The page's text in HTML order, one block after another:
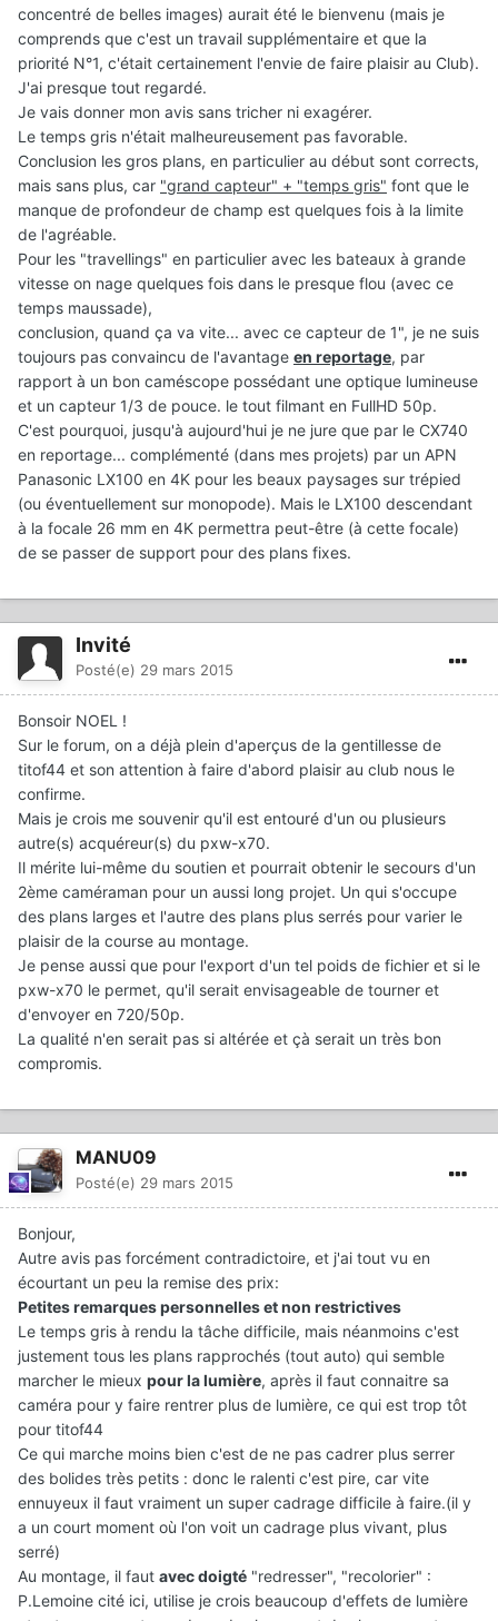
concentré de belles images) aurait été le bienvenu (mais je
comprends que c'est un travail supplémentaire et que la
priorité N°1, c'était certainement l'envie de faire plaisir au Club).
J'ai presque tout regardé.
Je vais donner mon avis sans tricher ni exagérer.
Le temps gris n'était malheureusement pas favorable.
Conclusion les gros plans, en particulier au début sont corrects,
mais sans plus, car "grand capteur" + "temps gris" font que le
manque de profondeur de champ est quelques fois à la limite
de l'agréable.
Pour les "travellings" en particulier avec les bateaux à grande
vitesse on nage quelques fois dans le presque flou (avec ce
temps maussade),
conclusion, quand ça va vite... avec ce capteur de 1", je ne suis
toujours pas convaincu de l'avantage en reportage, par
rapport à un bon caméscope possédant une optique lumineuse
et un capteur 1/3 de pouce. le tout filmant en FullHD 50p.
C'est pourquoi, jusqu'à aujourd'hui je ne jure que par le CX740
en reportage... complémenté (dans mes projets) par un APN
Panasonic LX100 en 4K pour les beaux paysages sur trépied
(ou éventuellement sur monopode). Mais le LX100 descendant
à la focale 26 mm en 4K permettra peut-être (à cette focale)
de se passer de support pour des plans fixes.
Invité
Posté(e) 29 mars 2015
Bonsoir NOEL !
Sur le forum, on a déjà plein d'aperçus de la gentillesse de
titof44 et son attention à faire d'abord plaisir au club nous le
confirme.
Mais je crois me souvenir qu'il est entouré d'un ou plusieurs
autre(s) acquéreur(s) du pxw-x70.
Il mérite lui-même du soutien et pourrait obtenir le secours d'un
2ème caméraman pour un aussi long projet. Un qui s'occupe
des plans larges et l'autre des plans plus serrés pour varier le
plaisir de la course au montage.
Je pense aussi que pour l'export d'un tel poids de fichier et si le
pxw-x70 le permet, qu'il serait envisageable de tourner et
d'envoyer en 720/50p.
La qualité n'en serait pas si altérée et çà serait un très bon
compromis.
MANU09
Posté(e) 29 mars 2015
Bonjour,
Autre avis pas forcément contradictoire, et j'ai tout vu en
écourtant un peu la remise des prix:
Petites remarques personnelles et non restrictives
Le temps gris à rendu la tâche difficile, mais néanmoins c'est
justement tous les plans rapprochés (tout auto) qui semble
marcher le mieux pour la lumière, après il faut connaitre sa
caméra pour y faire rentrer plus de lumière, ce qui est trop tôt
pour titof44
Ce qui marche moins bien c'est de ne pas cadrer plus serrer
des bolides très petits : donc le ralenti c'est pire, car vite
ennuyeux il faut vraiment un super cadrage difficile à faire.(il y
a un court moment où l'on voit un cadrage plus vivant, plus
serré)
Au montage, il faut avec doigté "redresser", "recolorier" :
P.Lemoine cité ici, utilise je crois beaucoup d'effets de lumière